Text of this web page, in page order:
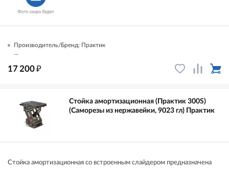
Производитель/Бренд: Практик
...
17 200₽
Стойка амортизационная (Практик 300S)
(Саморезы из нержавейки, 9023 гл) Практик
Стойка амортизационная со встроенным слайдером предназначена